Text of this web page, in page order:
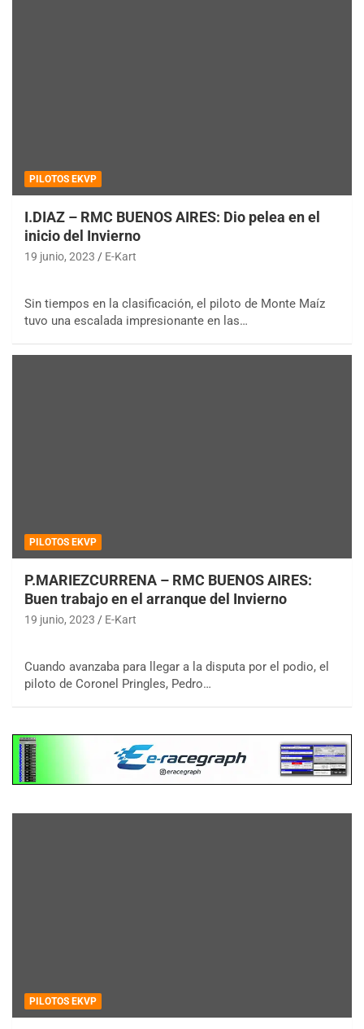
PILOTOS EKVP
I.DIAZ – RMC BUENOS AIRES: Dio pelea en el
inicio del Invierno
19 junio, 2023 E-Kart
Sin tiempos en la clasificación, el piloto de Monte Maíz
tuvo una escalada impresionante en las…
PILOTOS EKVP
P.MARIEZCURRENA – RMC BUENOS AIRES:
Buen trabajo en el arranque del Invierno
19 junio, 2023 E-Kart
Cuando avanzaba para llegar a la disputa por el podio, el
piloto de Coronel Pringles, Pedro…
PILOTOS EKVP